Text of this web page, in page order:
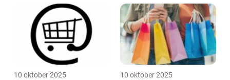
10 oktober 2025 10 oktober 2025